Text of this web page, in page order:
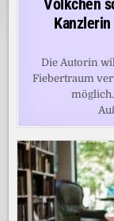
Völkchen
Die Autorin
Fiebertraum